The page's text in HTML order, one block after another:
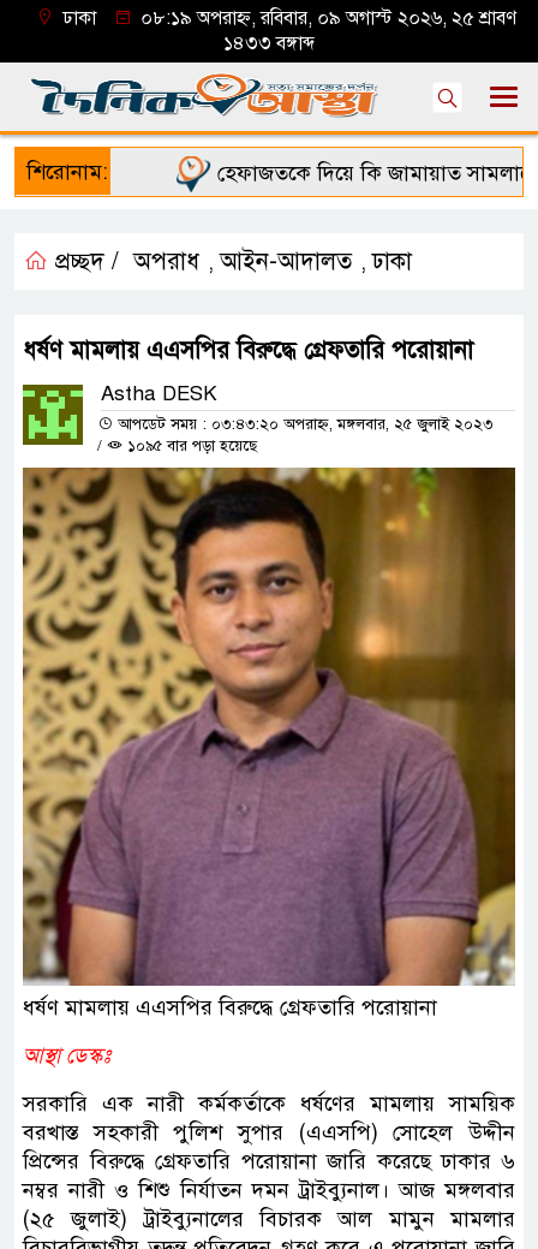
ঢাকা
০৮:১৯ অপরাহ্ন, রবিবার, ০৯ অগাস্ট ২০২৬, ২৫ শ্রাবণ
১৪৩৩ বঙ্গাব্দ
শিরোনাম: হেফাজতকে দিয়ে কি জামায়াত সামলাতে
প্রচ্ছদ / অপরাধ ,আইন-আদালত ,ঢাকা
ধর্ষণ মামলায় এএসপির বিরুদ্ধে গ্রেফতারি পরোয়ানা
Astha DESK
আপডেট সময় : ০৩:৪৩:২০ অপরাহ্ন, মঙ্গলবার, ২৫ জুলাই ২০২৩
/
১০৯৫ বার পড়া হয়েছে
ধর্ষণ মামলায় এএসপির বিরুদ্ধে গ্রেফতারি পরোয়ানা
আস্থা ডেস্কঃ
সরকারি এক নারী কর্মকর্তাকে ধর্ষণের মামলায় সাময়িক
বরখাস্ত সহকারী পুলিশ সুপার (এএসপি) সোহেল উদ্দীন
প্রিন্সের বিরুদ্ধে গ্রেফতারি পরোয়ানা জারি করেছে ঢাকার ৬
নম্বর নারী ও শিশু নির্যাতন দমন ট্রাইব্যুনাল। আজ মঙ্গলবার
(২৫ জুলাই) ট্রাইব্যুনালের বিচারক আল মামুন মামলার